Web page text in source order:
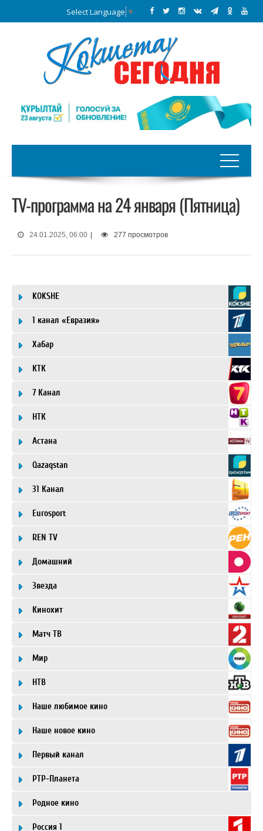
Select Language ▼
TV-программа на 24 января (Пятница)
24.01.2025, 06:00 277 просмотров
KOKSHE
1 канал «Евразия»
Хабар
КТК
7 Канал
НТК
Астана
Qazaqstan
31 Канал
Eurosport
REN TV
Домашний
Звезда
Кинохит
Матч ТВ
Мир
НТВ
Наше любимое кино
Наше новое кино
Первый канал
РТР-Планета
Родное кино
Россия 1